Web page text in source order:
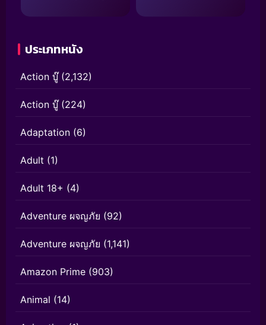
ประเภทหนัง
Action บู๊(2,132)
Action บู๊(224)
Adaptation (6)
Adult (1)
Adult 18+ (4)
Adventure ผจญภัย (92)
Adventure ผจญภัย (1,141)
Amazon Prime (903)
Animal (14)